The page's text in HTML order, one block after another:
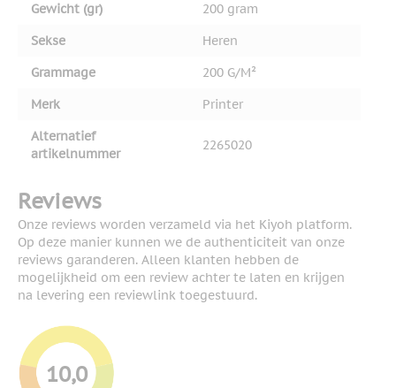
Gewicht (gr)
200 gram
Sekse
Heren
Grammage
200 G/M²
Merk
Printer
Alternatief
artikelnummer
2265020
Reviews
Onze reviews worden verzameld via het Kiyoh platform.
Op deze manier kunnen we de authenticiteit van onze
reviews garanderen. Alleen klanten hebben de
mogelijkheid om een review achter te laten en krijgen
na levering een reviewlink toegestuurd.
10,0